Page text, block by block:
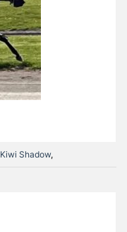
Kiwi Shadow,